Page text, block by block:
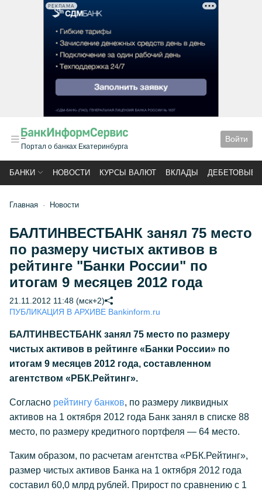
РЕКЛАМА
Портал о банках Екатеринбурга
Войти
БАНКИ НОВОСТИ КУРСЫ ВАЛЮТ ВКЛАДЫ ДЕБЕТОВЫЕ
Главная Новости
БАЛТИНВЕСТБАНК занял 75 место
по размеру чистых активов в
рейтинге "Банки России" по
итогам 9 месяцев 2012 года
21.11.2012 11:48 (мск+2)
ПУБЛИКАЦИЯ В АРХИВЕ Bankinform.ru
БАЛТИНВЕСТБАНК занял 75 место по размеру
чистых активов в рейтинге «Банки России» по
итогам 9 месяцев 2012 года, составленном
агентством «РБК.Рейтинг».
Согласно рейтингу банков, по размеру ликвидных
активов на 1 октября 2012 года Банк занял в списке 88
место, по размеру кредитного портфеля — 64 место.
Таким образом, по расчетам агентства «РБК.Рейтинг»,
размер чистых активов Банка на 1 октября 2012 года
составил 60,0 млрд рублей. Прирост по сравнению с 1